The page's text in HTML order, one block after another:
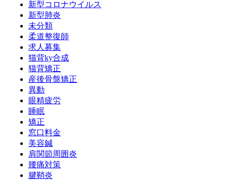
新型コロナウイルス
新型肺炎
未分類
柔道整復師
求人募集
猫背ky合成
猫背矯正
産後骨盤矯正
異動
眼精疲労
睡眠
矯正
窓口料金
美容鍼
肩関節周囲炎
腰痛対策
腱鞘炎